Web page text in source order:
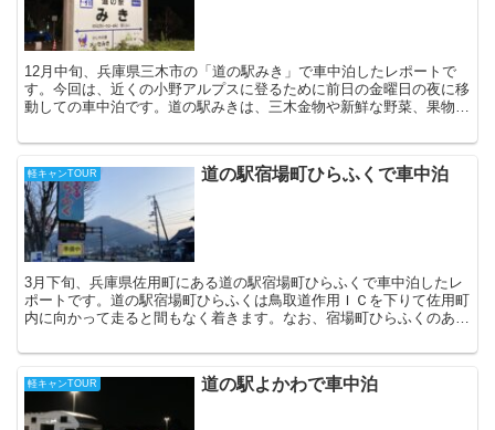
12月中旬、兵庫県三木市の「道の駅みき」で車中泊したレポートで
す。今回は、近くの小野アルプスに登るために前日の金曜日の夜に移
動しての車中泊です。道の駅みきは、三木金物や新鮮な野菜、果物、
軽キャンTOUR 道の駅宿場町ひらふくで車中泊
3月下旬、兵庫県佐用町にある道の駅宿場町ひらふくで車中泊したレ
ポートです。道の駅宿場町ひらふくは鳥取道作用ＩＣを下りて佐用町
内に向かって走ると間もなく着きます。なお、宿場町ひらふくのある
軽キャンTOUR 道の駅よかわで車中泊